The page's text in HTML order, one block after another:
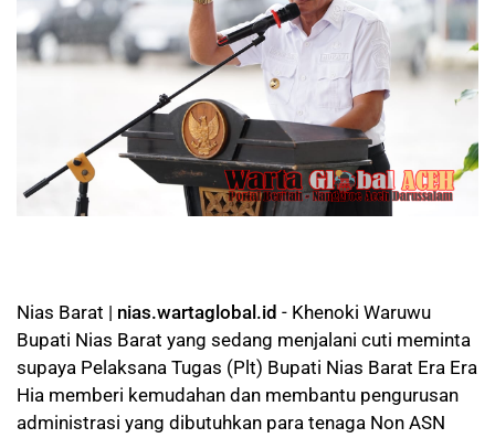
Nias Barat | nias.wartaglobal.id - Khenoki Waruwu
Bupati Nias Barat yang sedang menjalani cuti meminta
supaya Pelaksana Tugas (Plt) Bupati Nias Barat Era Era
Hia memberi kemudahan dan membantu pengurusan
administrasi yang dibutuhkan para tenaga Non ASN